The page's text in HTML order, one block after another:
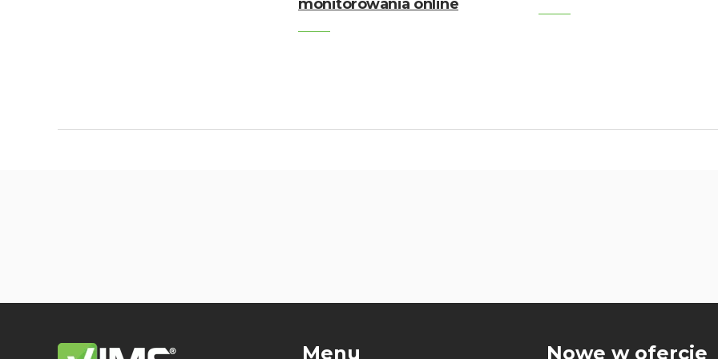
monitorowania online
Menu Nowe w ofercie